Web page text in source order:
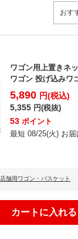
ワゴン用上置きネ
ワゴン 投げ込みワ
ン バスケ...
5,890 円(税込)
5,355 円(税抜)
53 ポイント
最短 08/25(火) お届
店舗用ワゴン・バスケット